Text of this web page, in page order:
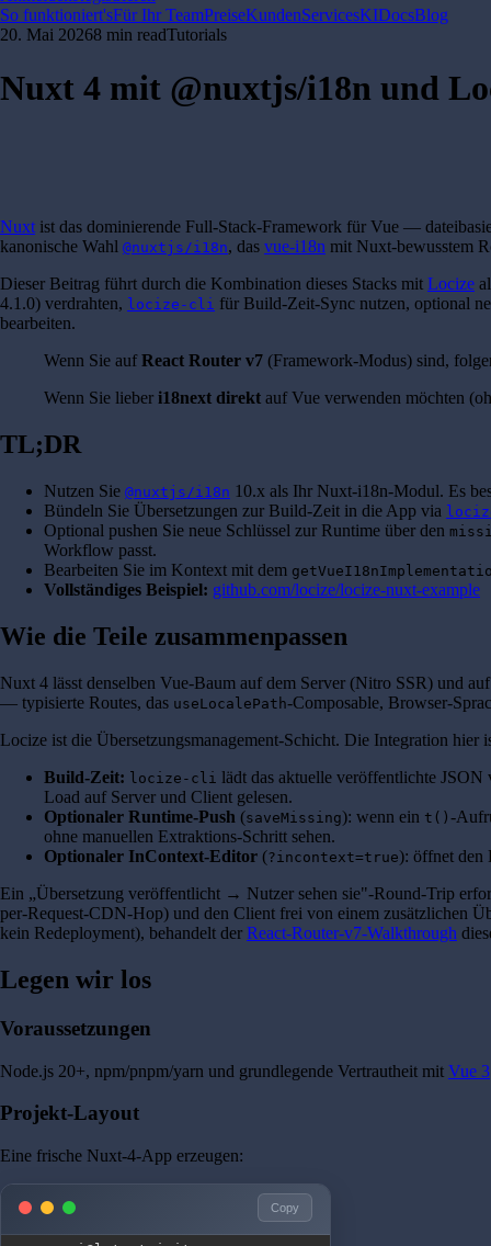
So funktioniert'sFür Ihr TeamPreiseKundenServicesKIDocsBlog
20. Mai 20268 min readTutorials
Nuxt 4 mit @nuxtjs/i18n und
Nuxtist das dominierende Full-Stack-Framework für Vue —
kanonische Wahl @nuxtjs/i18n, das vue-i18n mit Nuxt-bewusstem
Dieser Beitrag führt durch die Kombination dieses Stacks mit Locize
4.1.0) verdrahten, locize-cli für Build-Zeit-Sync nutzen, optional
bearbeiten.
Wenn Sie auf React Router v7 (Framework-Modus) sind,
Wenn Sie lieber i18next direkt auf Vue verwenden möchten
TL;DR
Nutzen Sie @nuxtjs/i18n 10.x als Ihr Nuxt-i18n-Modul. Es
Bündeln Sie Übersetzungen zur Build-Zeit in die App via
Optional pushen Sie neue Schlüssel zur Runtime über den
Workflow passt.
Bearbeiten Sie im Kontext mit dem
Vollständiges Beispiel: github.com/locize/locize-nuxt-example
Wie die Teile zusammenpassen
Nuxt 4 lässt denselben Vue-Baum auf dem Server (Nitro SSR) und
— typisierte Routes, das useLocalePath-Composable, Browser-
Locize ist die Übersetzungsmanagement-Schicht. Die Integration hier
Build-Zeit: locize-cli lädt das aktuelle veröffentlichte
Load auf Server und Client gelesen.
Optionaler Runtime-Push (saveMissing): wenn ein t() -
ohne manuellen Extraktions-Schritt sehen.
Optionaler InContext-Editor (?incontext=true): öffnet den
Ein „Übersetzung veröffentlicht → Nutzer sehen sie"-Round-Trip
per-Request-CDN-Hop) und den Client frei von einem zusätzlichen
kein Redeployment), behandelt der React-Router-v7-Walkthrough
Legen wir los
Voraussetzungen
Node.js 20+, npm/pnpm/yarn und grundlegende Vertrautheit mit Vue 3
Projekt-Layout
Eine frische Nuxt-4-App erzeugen:
Copy